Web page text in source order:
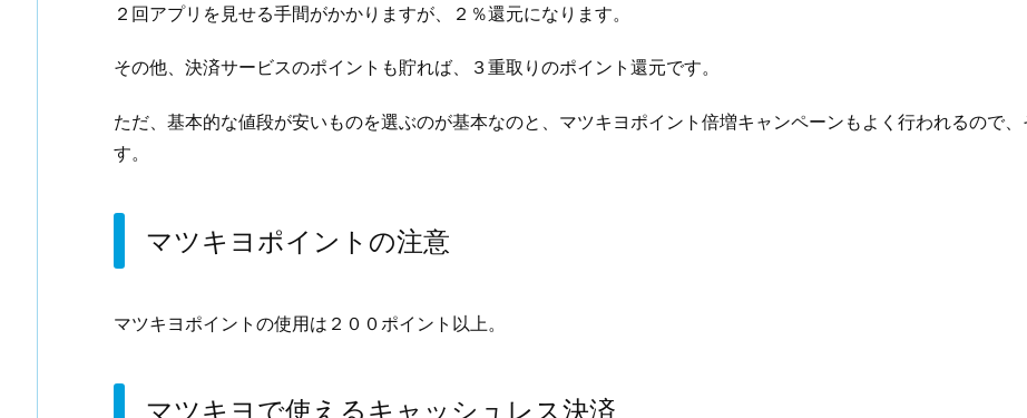
２回アプリを見せる手間がかかりますが、２％還元になります。
その他、決済サービスのポイントも貯れば、３重取りのポイント還元です。
ただ、基本的な値段が安いものを選ぶのが基本なのと、マツキヨポイント倍増キャンペーンもよく行われるので
す。
マツキヨポイントの注意
マツキヨポイントの使用は２００ポイント以上。
マツキヨで使えるキャッシュレス決済